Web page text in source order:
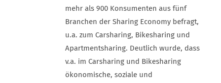
mehr als 900 Konsumenten aus fünf
Branchen der Sharing Economy befragt,
u.a. zum Carsharing, Bikesharing und
Apartmentsharing. Deutlich wurde, dass
v.a. im Carsharing und Bikesharing
ökonomische, soziale und